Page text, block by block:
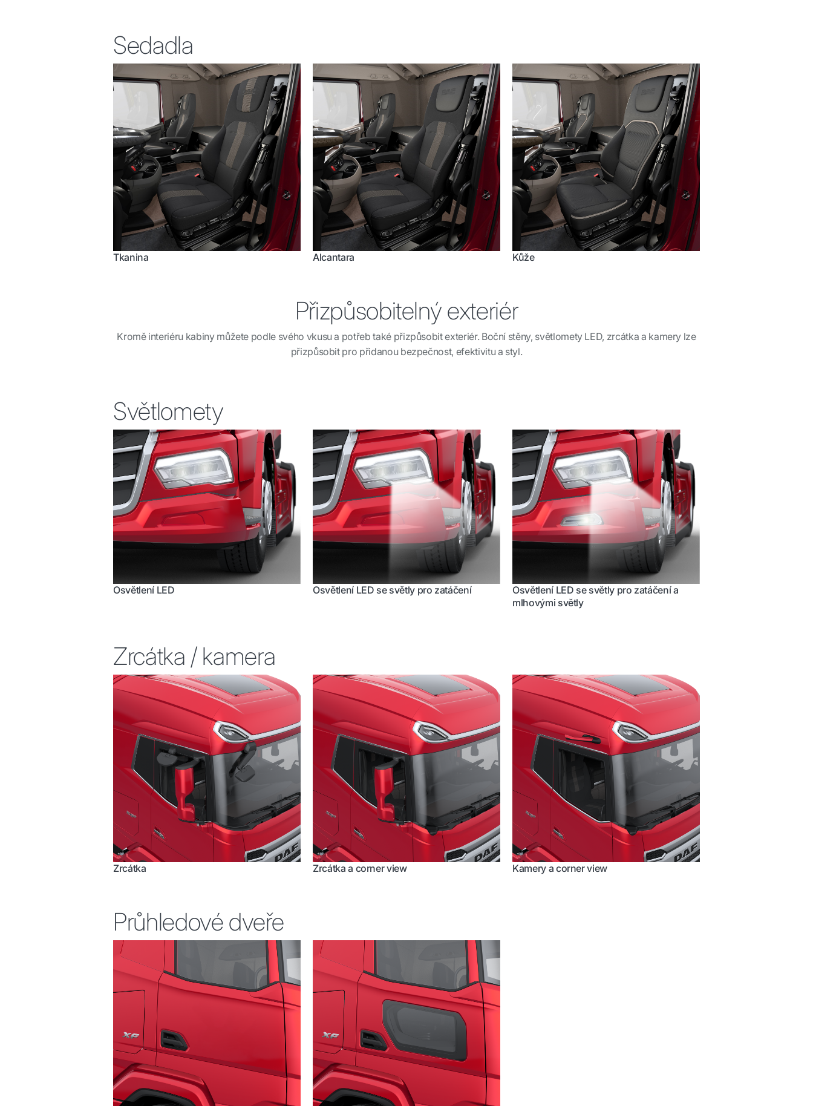
Sedadla
Tkanina Alcantara Kůže
Přizpůsobitelný exteriér
Kromě interiéru kabiny můžete podle svého vkusu a potřeb také přizpůsobit exteriér. Boční stěny, světlomety LED, zrcátka a kamery lze
přizpůsobit pro přidanou bezpečnost, efektivitu a styl.
Světlomety
Osvětlení LED Osvětlení LED se světly pro zatáčení
Osvětlení LED se světly pro zatáčení a
mlhovými světly
Zrcátka / kamera
Zrcátka Zrcátka a corner view Kamery a corner view
Průhledové dveře